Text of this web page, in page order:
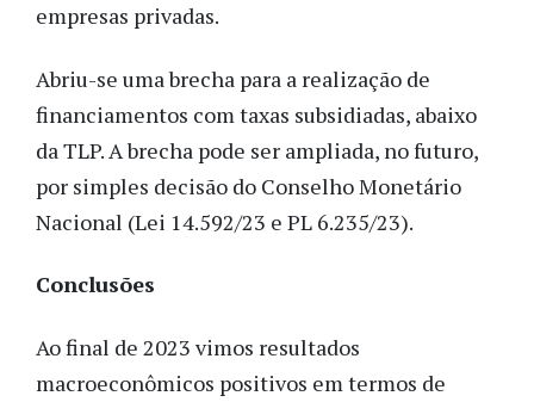
empresas privadas.
Abriu-se uma brecha para a realização de
financiamentos com taxas subsidiadas, abaixo
da TLP. A brecha pode ser ampliada, no futuro,
por simples decisão do Conselho Monetário
Nacional (Lei 14.592/23 e PL 6.235/23).
Conclusões
Ao final de 2023 vimos resultados
macroeconômicos positivos em termos de